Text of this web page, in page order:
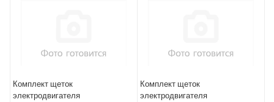
Комплект щеток
электродвигателя
Комплект щеток
электродвигателя